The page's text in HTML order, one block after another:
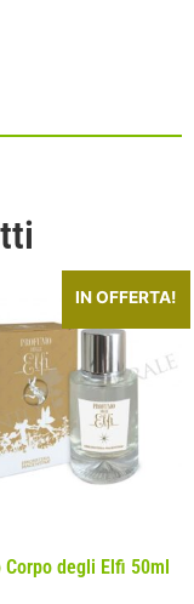
IN OFFERTA!
Corpo degli Elfi 50ml